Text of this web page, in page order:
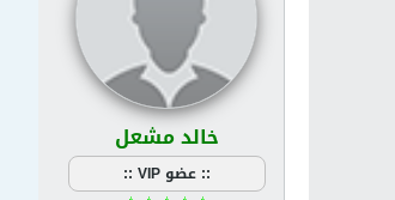
خالد مشعل
:: عضو VIP ::